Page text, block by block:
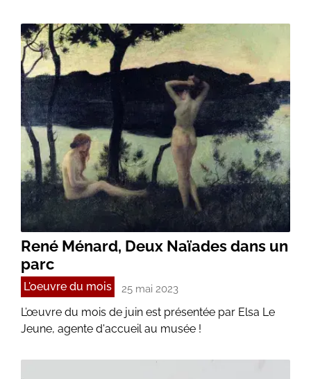
René Ménard, Deux Naïades dans un
parc
L'oeuvre du mois 25 mai 2023
L’œuvre du mois de juin est présentée par Elsa Le
Jeune, agente d'accueil au musée !